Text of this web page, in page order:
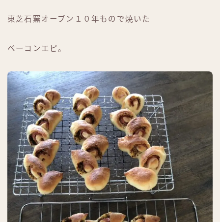
東芝石窯オーブン１０年もので焼いた
ベーコンエピ。